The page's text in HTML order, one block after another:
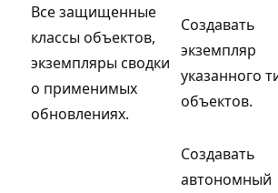
Все защищенные
классы объектов,
экземпляры сводки
о применимых
обновлениях.
Создавать
экземпляр
указанного
объектов.
Создавать
автономный